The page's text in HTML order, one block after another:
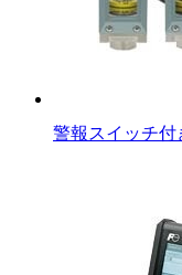
警報スイッチ付